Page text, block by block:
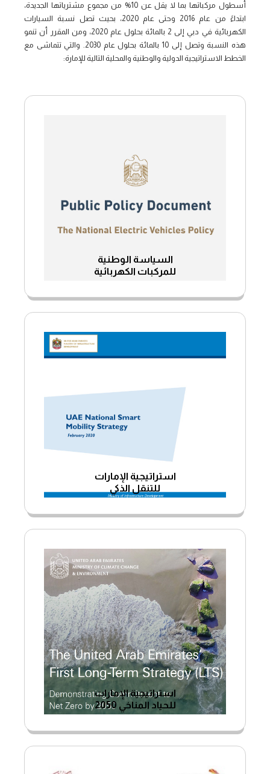
أسطول مركباتها بما لا يقل عن 10% من مجموع مشترياتها الجديدة،
ابتداءً من عام 2016 وحتى عام 2020، بحيث تصل نسبة السيارات
الكهربائية في دبي إلى 2 بالمائة بحلول عام 2020، ومن المقرر أن تنمو
هذه النسبة وتصل إلى 10 بالمائة بحلول عام 2030. والتي تتماشى مع
الخطط الاستراتيجية الدولية والوطنية والمحلية التالية للإمارة:
السياسة الوطنية
للمركبات الكهربائية
استراتيجية الإمارات
للتنقل الذكي
استراتيجية الإمارات
للحياد المناخي 2050